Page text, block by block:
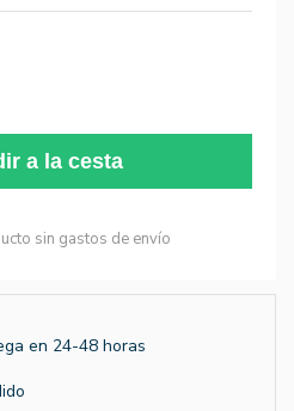
a la cesta
sin gastos de envío
en 24-48 horas